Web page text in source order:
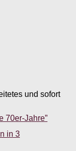
und sofort
70er-Jahre”
in 3